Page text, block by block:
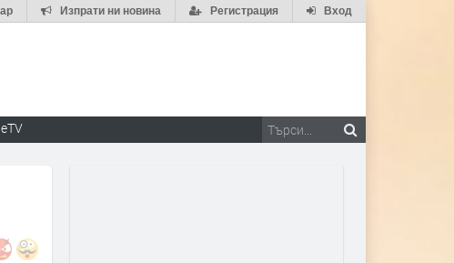
Вход
Регистрация
Изпрати ни новина
eTV